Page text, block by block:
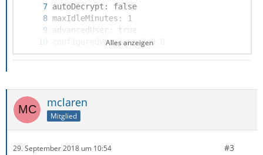
Alles anzeigen
mclaren
Mitglied
29. September 2018 um 10:54 #3